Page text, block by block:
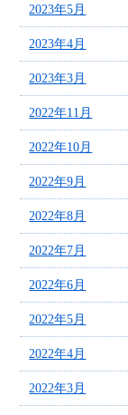
2023年5月
2023年4月
2023年3月
2022年11月
2022年10月
2022年9月
2022年8月
2022年7月
2022年6月
2022年5月
2022年4月
2022年3月